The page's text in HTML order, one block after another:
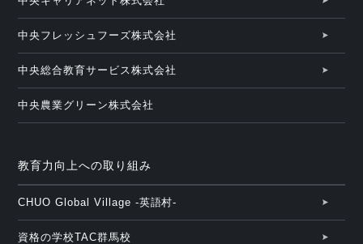
中央フレッシュフーズ株式会社
中央総合教育サービス株式会社
中央農業グリーン株式会社
教育力向上への取り組み
CHUO Global Village -英語村-
資格の学校TAC群馬校